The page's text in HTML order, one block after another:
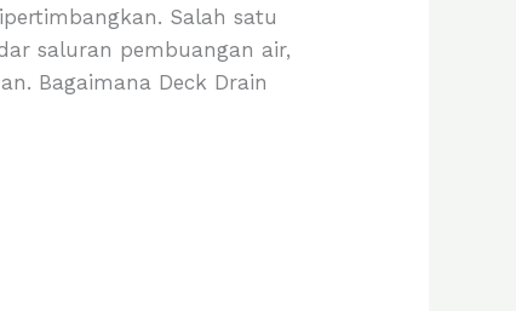
Salah satu
saluran pembuangan air,
Bagaimana Deck Drain